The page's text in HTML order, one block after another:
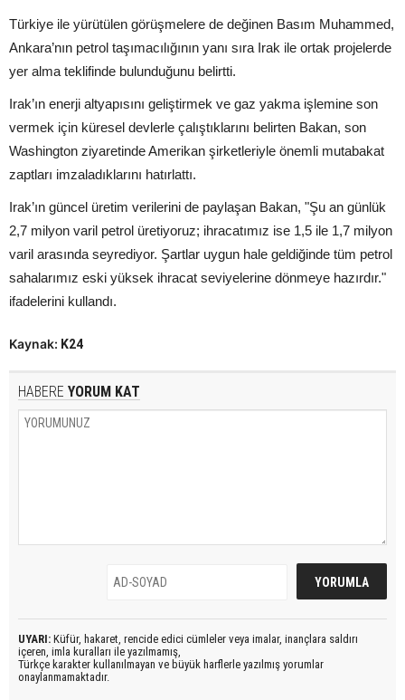
Türkiye ile yürütülen görüşmelere de değinen Basım Muhammed,
Ankara’nın petrol taşımacılığının yanı sıra Irak ile ortak projelerde
yer alma teklifinde bulunduğunu belirtti.
Irak’ın enerji altyapısını geliştirmek ve gaz yakma işlemine son
vermek için küresel devlerle çalıştıklarını belirten Bakan, son
Washington ziyaretinde Amerikan şirketleriyle önemli mutabakat
zaptları imzaladıklarını hatırlattı.
Irak’ın güncel üretim verilerini de paylaşan Bakan, "Şu an günlük
2,7 milyon varil petrol üretiyoruz; ihracatımız ise 1,5 ile 1,7 milyon
varil arasında seyrediyor. Şartlar uygun hale geldiğinde tüm petrol
sahalarımız eski yüksek ihracat seviyelerine dönmeye hazırdır."
ifadelerini kullandı.
Kaynak: K24
HABERE YORUM KAT
UYARI: Küfür, hakaret, rencide edici cümleler veya imalar, inançlara saldırı
içeren, imla kuralları ile yazılmamış,
Türkçe karakter kullanılmayan ve büyük harflerle yazılmış yorumlar
onaylanmamaktadır.